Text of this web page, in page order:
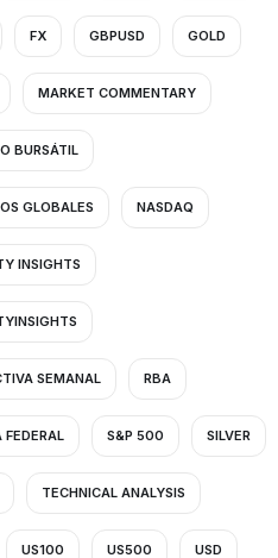
FX GBPUSD GOLD
MARKET COMMENTARY
BURSÁTIL
GLOBALES NASDAQ
INSIGHTS
SEMANAL RBA
FEDERAL S&P 500 SILVER
TECHNICAL ANALYSIS
US100 US500 USD